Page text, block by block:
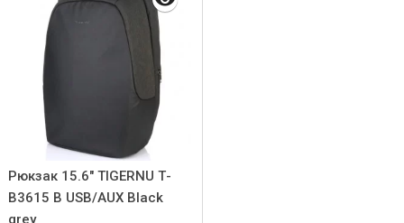
Рюкзак 15.6" TIGERNU Т-
В3615 B USB/AUX Black
grey